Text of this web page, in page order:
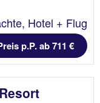
Hotel + Flug
p.P. ab 711 €